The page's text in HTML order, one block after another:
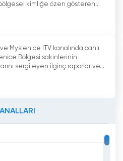
kimliğe özen gösteren...
Myslenice ITV kanalında canlı
Bölgesi sakinlerinin
sergileyen ilginç raporlar ve...